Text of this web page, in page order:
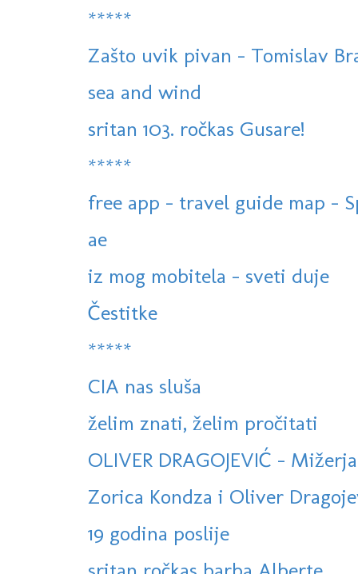
*****
Zašto uvik pivan - Tomislav
sea and wind
sritan 103. ročkas Gusare!
*****
free app - travel guide map -
ae
iz mog mobitela - sveti duje
Čestitke
*****
CIA nas sluša
želim znati, želim pročitati
OLIVER DRAGOJEVIĆ - Mižerja
Zorica Kondza i Oliver
19 godina poslije